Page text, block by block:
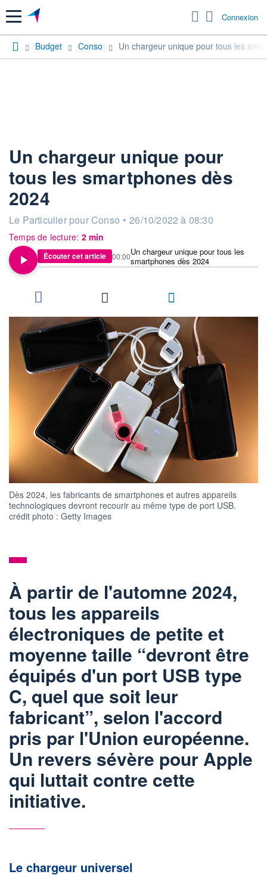
Menu Connexion
Budget Conso Un chargeur unique pour tous les
Un chargeur unique pour
tous les smartphones dès
2024
information fournie par
Le Particulier pour Conso • 26/10/2022 à 08:30
Temps de lecture: 2 min
Écouter cet article
Un chargeur unique pour tous les
smartphones dès 2024
00:00
Dès 2024, les fabricants de smartphones et autres appareils
technologiques devront recourir au même type de port USB.
crédit photo : Getty Images
À partir de l'automne 2024,
tous les appareils
électroniques de petite et
moyenne taille “devront être
équipés d'un port USB type
C, quel que soit leur
fabricant”, selon l'accord
pris par l'Union européenne.
Un revers sévère pour Apple
qui luttait contre cette
initiative.
Le chargeur universel